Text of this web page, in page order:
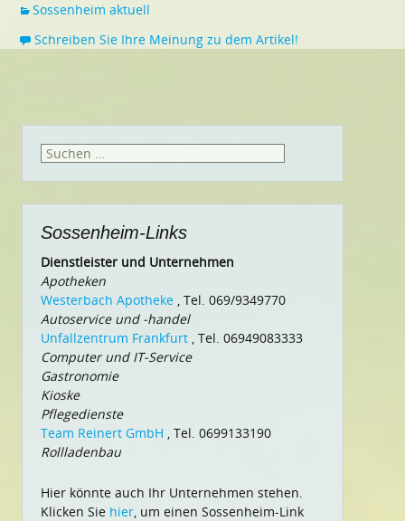
Sossenheim aktuell
Schreiben Sie Ihre Meinung zu dem Artikel!
Suchen
Sossenheim-Links
Dienstleister und Unternehmen
Apotheken
Westerbach Apotheke , Tel. 069/9349770
Autoservice und -handel
Unfallzentrum Frankfurt , Tel. 06949083333
Computer und IT-Service
Gastronomie
Kioske
Pflegedienste
Team Reinert GmbH , Tel. 0699133190
Rollladenbau
Hier könnte auch Ihr Unternehmen stehen.
Klicken Sie hier, um einen Sossenheim-Link